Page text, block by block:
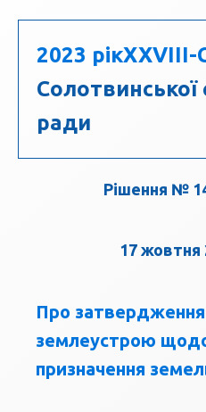
2023 рікХХVIII-
Солотвинської
ради
Рішення №
17 жовтня
Про
землеустрою щодо
призначення